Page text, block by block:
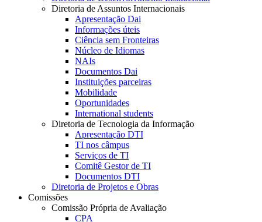
Diretoria de Assuntos Internacionais
Apresentação Dai
Informações úteis
Ciência sem Fronteiras
Núcleo de Idiomas
NAIs
Documentos Dai
Instituições parceiras
Mobilidade
Oportunidades
International students
Diretoria de Tecnologia da Informação
Apresentação DTI
TI nos câmpus
Serviços de TI
Comitê Gestor de TI
Documentos DTI
Diretoria de Projetos e Obras
Comissões
Comissão Própria de Avaliação
CPA